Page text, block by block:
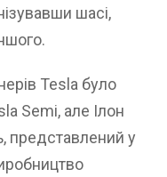
шасі,
Tesla було
Semi, але Ілон
представлений у